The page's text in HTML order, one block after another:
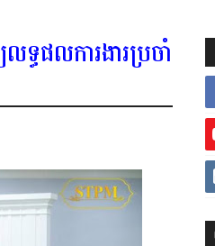
ធផលការងារប្រចាំ